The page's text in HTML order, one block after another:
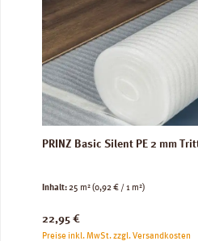
PRINZ Basic Silent PE 2 mm
Inhalt:25 m²(0,92 € / 1 m²)
Regulärer Preis:
22,95 €
Preise inkl. MwSt. zzgl. Versandkosten